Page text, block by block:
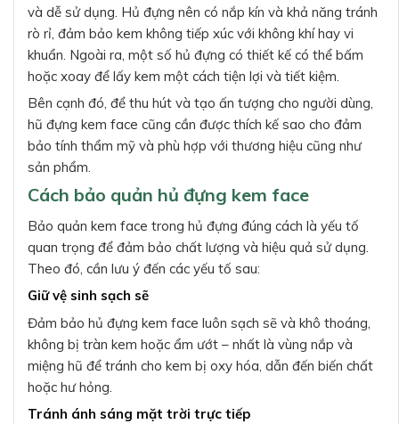
và dễ sử dụng. Hủ đựng nên có nắp kín và khả năng tránh
rò rỉ, đảm bảo kem không tiếp xúc với không khí hay vi
khuẩn. Ngoài ra, một số hủ đựng có thiết kế có thể bấm
hoặc xoay để lấy kem một cách tiện lợi và tiết kiệm.
Bên cạnh đó, để thu hút và tạo ấn tượng cho người dùng,
hũ đựng kem face cũng cần được thích kế sao cho đảm
bảo tính thẩm mỹ và phù hợp với thương hiệu cũng như
sản phẩm.
Cách bảo quản hủ đựng kem face
Bảo quản kem face trong hủ đựng đúng cách là yếu tố
quan trọng để đảm bảo chất lượng và hiệu quả sử dụng.
Theo đó, cần lưu ý đến các yếu tố sau:
Giữ vệ sinh sạch sẽ
Đảm bảo hủ đựng kem face luôn sạch sẽ và khô thoáng,
không bị tràn kem hoặc ẩm ướt – nhất là vùng nắp và
miệng hũ để tránh cho kem bị oxy hóa, dẫn đến biến chất
hoặc hư hỏng.
Tránh ánh sáng mặt trời trực tiếp